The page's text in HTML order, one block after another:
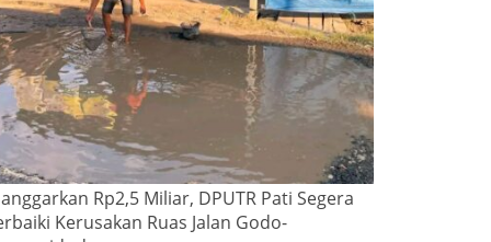
Rp2,5 Miliar, DPUTR Pati Segera
Kerusakan Ruas Jalan Godo-